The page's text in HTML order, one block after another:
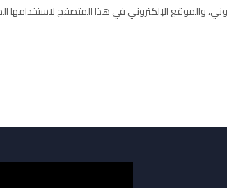
والموقع الإلكتروني في هذا المتصفح لاستخدامها